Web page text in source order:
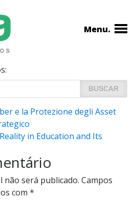
Menu.
e la Protezione degli Asset
in Education and Its
não será publicado. Campos
com *